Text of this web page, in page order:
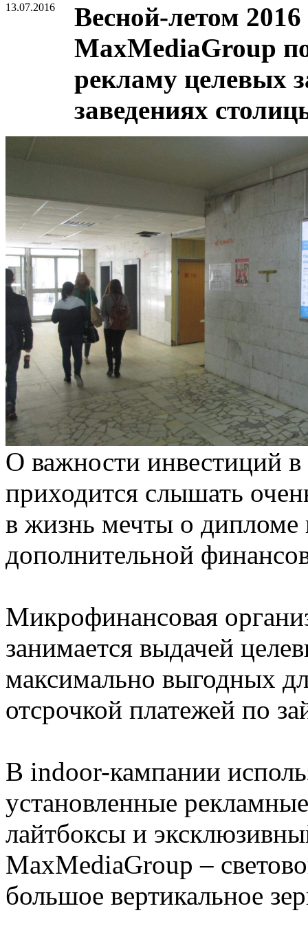
13.07.2016
Весной-летом
MaxMediaGroup
рекламу целевых
заведениях
О важности инвестиций в
приходится слышать
в жизнь мечты о дипломе
дополнительной
Микрофинансовая
занимается выдачей
максимально выгодных
отсрочкой платежей по
В indoor-кампании
установленные
лайтбоксы и
MaxMediaGroup –
большое вертикальное